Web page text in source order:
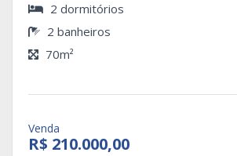
2 dormitórios
2 banheiros
70m²
Venda
R$ 210.000,00